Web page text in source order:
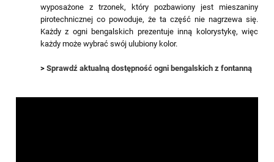
wyposażone z trzonek, który pozbawiony jest mieszaniny
pirotechnicznej co powoduje, że ta część nie nagrzewa się.
Każdy z ogni bengalskich prezentuje inną kolorystykę, więc
każdy może wybrać swój ulubiony kolor.
> Sprawdź aktualną dostępność ogni bengalskich z fontanną